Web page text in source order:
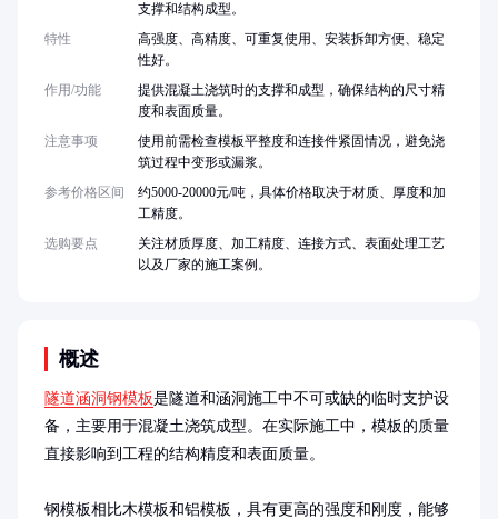
概述
隧道涵洞钢模板是隧道和涵洞施工中不可或缺的临时支护设
备，主要用于混凝土浇筑成型。在实际施工中，模板的质量
直接影响到工程的结构精度和表面质量。
钢模板相比木模板和铝模板，具有更高的强度和刚度，能够
支撑和结构成型。
特性
高强度、高精度、可重复使用、安装拆卸方便、稳定
性好。
作用/功能
提供混凝土浇筑时的支撑和成型，确保结构的尺寸精
度和表面质量。
注意事项
使用前需检查模板平整度和连接件紧固情况，避免浇
筑过程中变形或漏浆。
参考价格区间
约5000-20000元/吨，具体价格取决于材质、厚度和加
工精度。
选购要点
关注材质厚度、加工精度、连接方式、表面处理工艺
以及厂家的施工案例。